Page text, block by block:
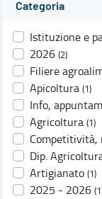
Categoria
Istituzione e
2026 (2)
Filiere
Apicoltura (1)
Info,
Agricoltura (1)
Competitività,
Dip.
Artigianato (1)
2025 - 2026